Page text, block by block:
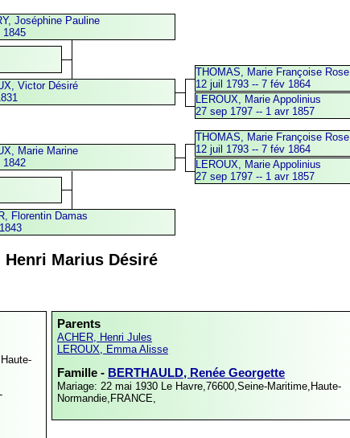
Joséphine Pauline
1845
Victor Désiré
THOMAS, Marie Françoise Rose
12 juil 1793 -- 7 fév 1864
LEROUX, Marie Appolinius
27 sep 1797 -- 1 avr 1857
Marie Marine
1842
THOMAS, Marie Françoise Rose
12 juil 1793 -- 7 fév 1864
LEROUX, Marie Appolinius
27 sep 1797 -- 1 avr 1857
Florentin Damas
Henri Marius Désiré
Parents
ACHER, Henri Jules
LEROUX, Emma Alisse
Famille - BERTHAULD, Renée Georgette
Mariage: 22 mai 1930 Le Havre,76600,Seine-Maritime,Haute-
Normandie,FRANCE,